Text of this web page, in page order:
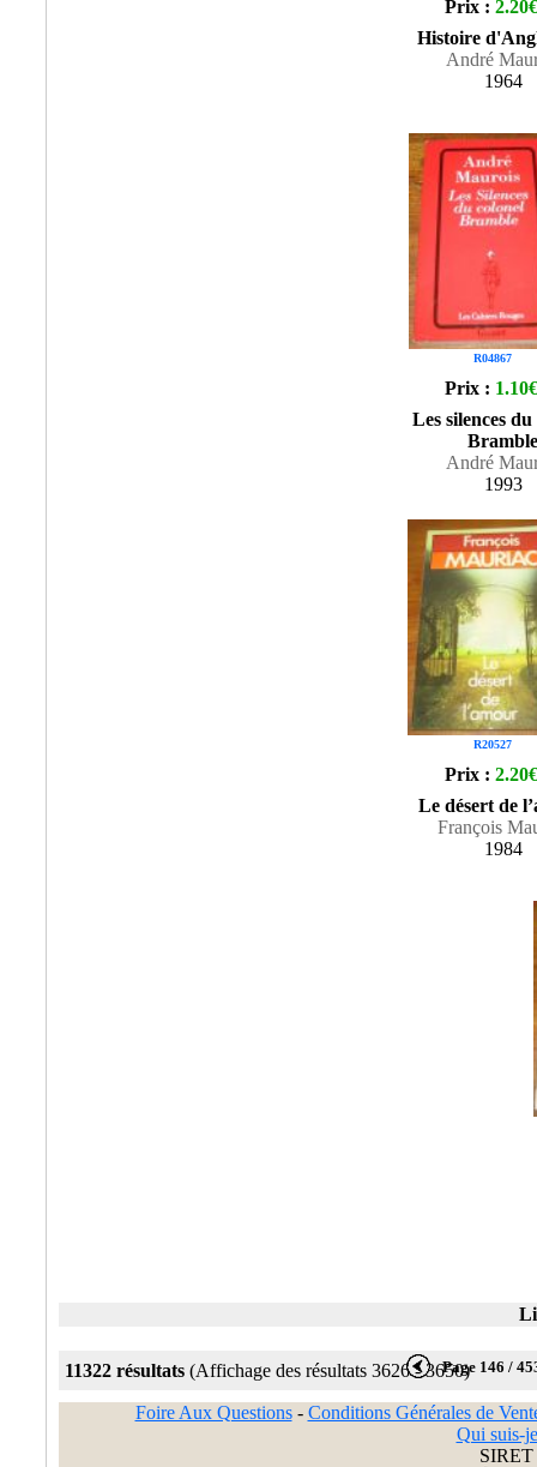
Prix : 2.20€
Histoire
André
1964
R04867
Prix : 1.10€
Les silences
Bramble
André
1993
R20527
Prix : 2.20€
Le désert de
François
1984
11322 résultats (Affichage des résultats 3626 - 3650)Page 146 /
Foire Aux Questions- Conditions Générales de
Qui suis-
SIRET